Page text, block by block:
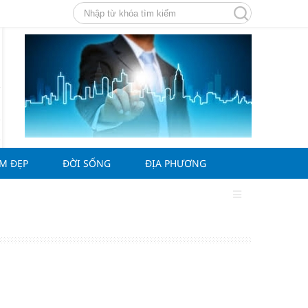
ĐẸP ĐỜI SỐNG ĐỊA PHƯƠNG